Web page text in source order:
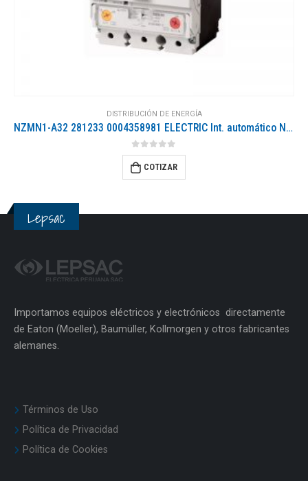
DISTRIBUCIÓN DE ENERGÍA
NZMN1-A32 281233 0004358981 ELECTRIC Int. automático NZM, 3P, 32A
0out of 5
COTIZAR
Lepsac
Importamos equipos eléctricos y electrónicos directamente
de Eaton (Moeller), Baumüller, Kollmorgen y otros fabricantes
alemanes.
Términos de Uso
Política de Privacidad
Política de Cookies